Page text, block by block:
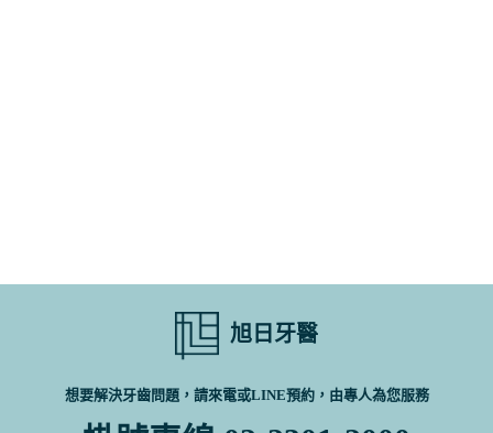
旭日牙醫
想要解決牙齒問題，請來電或LINE預約，由專人為您服務